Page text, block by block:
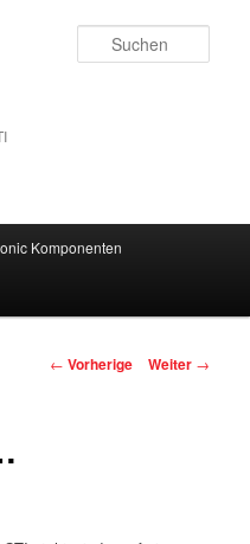
Komponenten
Beitrags-
← Vorherige Weiter →